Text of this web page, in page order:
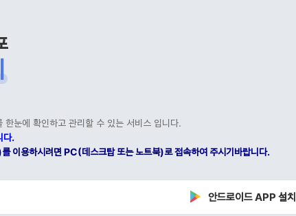
눈에 확인하고 관리할 수 있는 서비스 입니다.
다.
하시려면 PC(데스크탑 또는 노트북)로 접속하여 주시기바랍니다.
안드로이드 APP 설치